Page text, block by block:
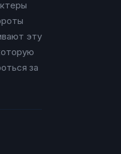
эту
за